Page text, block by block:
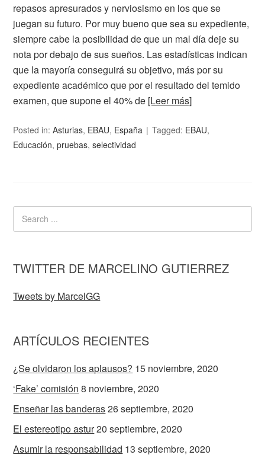
repasos apresurados y nerviosismo en los que se
juegan su futuro. Por muy bueno que sea su expediente,
siempre cabe la posibilidad de que un mal día deje su
nota por debajo de sus sueños. Las estadísticas indican
que la mayoría conseguirá su objetivo, más por su
expediente académico que por el resultado del temido
examen, que supone el 40% de [Leer más]
Posted in:Asturias, EBAU, España Tagged: EBAU,
Educación,pruebas,selectividad
TWITTER DE MARCELINO GUTIERREZ
Tweets by MarcelGG
ARTÍCULOS RECIENTES
¿Se olvidaron los aplausos? 15 noviembre, 2020
‘Fake’ comisión 8 noviembre, 2020
Enseñar las banderas26 septiembre, 2020
El estereotipo astur20 septiembre, 2020
Asumir la responsabilidad 13 septiembre, 2020